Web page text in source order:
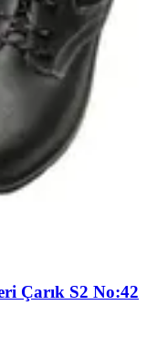
Çarık S2 No:42